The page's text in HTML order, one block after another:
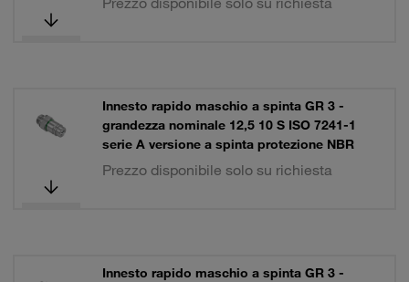
Innesto rapido maschio a spinta GR 3 -
grandezza nominale 12,5 10 S ISO 7241-1
serie A versione a spinta protezione NBR
Prezzo disponibile solo su richiesta
Innesto rapido maschio a spinta GR 3 -